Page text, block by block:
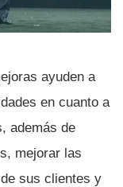
ayuden a
en cuanto a
además de
mejorar las
sus clientes y